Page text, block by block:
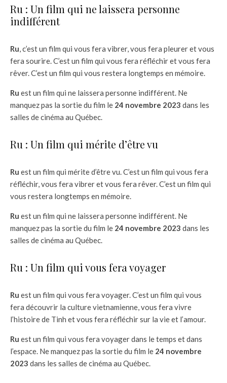
Ru : Un film qui ne laissera personne
indifférent
Ru, c’est un film qui vous fera vibrer, vous fera pleurer et vous
fera sourire. C’est un film qui vous fera réfléchir et vous fera
rêver. C’est un film qui vous restera longtemps en mémoire.
Ru est un film qui ne laissera personne indifférent. Ne
manquez pas la sortie du film le 24 novembre 2023 dans les
salles de cinéma au Québec.
Ru : Un film qui mérite d’être vu
Ru est un film qui mérite d’être vu. C’est un film qui vous fera
réfléchir, vous fera vibrer et vous fera rêver. C’est un film qui
vous restera longtemps en mémoire.
Ru est un film qui ne laissera personne indifférent. Ne
manquez pas la sortie du film le 24 novembre 2023 dans les
salles de cinéma au Québec.
Ru : Un film qui vous fera voyager
Ru est un film qui vous fera voyager. C’est un film qui vous
fera découvrir la culture vietnamienne, vous fera vivre
l’histoire de Tinh et vous fera réfléchir sur la vie et l’amour.
Ru est un film qui vous fera voyager dans le temps et dans
l’espace. Ne manquez pas la sortie du film le 24 novembre
2023 dans les salles de cinéma au Québec.